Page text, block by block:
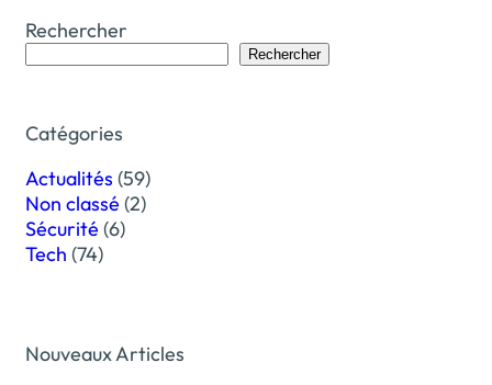
Rechercher
Rechercher
Catégories
Actualités (59)
Non classé (2)
Sécurité (6)
Tech (74)
Nouveaux Articles